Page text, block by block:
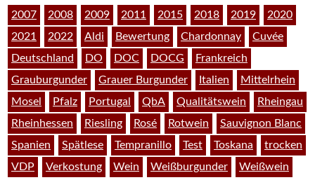
2007 2008 2009 2011 2015 2018 2019
2020
2021
2022 Aldi Bewertung Chardonnay
Cuvée
Deutschland
DO DOC DOCG
Frankreich
Grauburgunder
Grauer Burgunder Italien
Mittelrhein
Mosel
Pfalz Portugal QbA Qualitätswein
Rheingau
Rheinhessen
Riesling Rosé Rotwein
Sauvignon Blanc
Spanien
Spätlese Tempranillo Test Toskana
trocken
VDP
Verkostung Wein Weißburgunder Weißwein